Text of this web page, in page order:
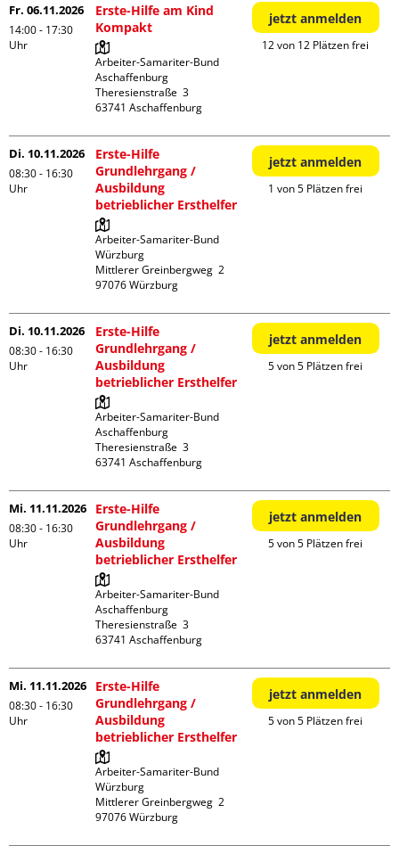
Fr. 06.11.2026
14:00 - 17:30
Uhr
Erste-Hilfe am Kind
Kompakt
Arbeiter-Samariter-Bund
Aschaffenburg
Theresienstraße  3
jetzt anmelden
12 von 12 Plätzen frei
Di. 10.11.2026
08:30 - 16:30
Uhr
Erste-Hilfe
Grundlehrgang /
Ausbildung
betrieblicher Ersthelfer
Arbeiter-Samariter-Bund
Würzburg
Mittlerer Greinbergweg  2
jetzt anmelden
1 von 5 Plätzen frei
Di. 10.11.2026
08:30 - 16:30
Uhr
Erste-Hilfe
Grundlehrgang /
Ausbildung
betrieblicher Ersthelfer
Arbeiter-Samariter-Bund
Aschaffenburg
Theresienstraße  3
jetzt anmelden
5 von 5 Plätzen frei
Mi. 11.11.2026
08:30 - 16:30
Uhr
Erste-Hilfe
Grundlehrgang /
Ausbildung
betrieblicher Ersthelfer
Arbeiter-Samariter-Bund
Aschaffenburg
Theresienstraße  3
jetzt anmelden
5 von 5 Plätzen frei
Mi. 11.11.2026
08:30 - 16:30
Uhr
Erste-Hilfe
Grundlehrgang /
Ausbildung
betrieblicher Ersthelfer
Arbeiter-Samariter-Bund
Würzburg
Mittlerer Greinbergweg  2
jetzt anmelden
5 von 5 Plätzen frei